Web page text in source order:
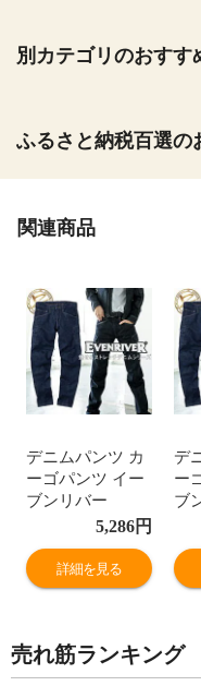
別カテゴリのおすす
ふるさと納税百選の
関連商品
デニムパンツ カ
ーゴパンツ イー
ブンリバー
EVENRIVER ジ
ーパン ワークパ
ンツ ストレッチ
綿 おしゃれ 人気
作業服 作業ズボ
ン ジーンズ メン
5,286円
詳細を見る
デ
ー
ブ
ー
ン
綿
作
ン
売れ筋ランキング